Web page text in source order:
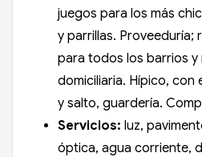
juegos para los más
y parrillas. Proveeduría;
para todos los barrios y
domiciliaria. Hípico, con
y salto, guardería.
Servicios: luz,
óptica, agua corriente,